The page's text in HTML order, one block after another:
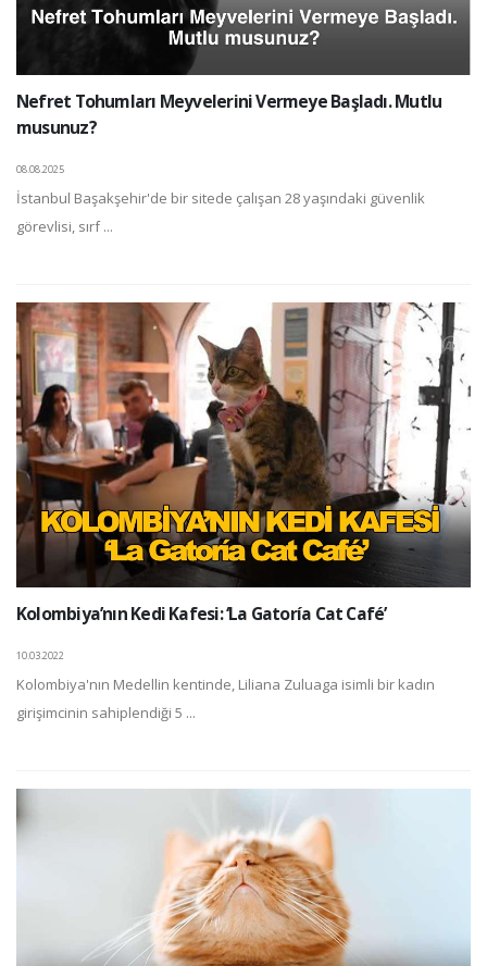
Nefret Tohumları Meyvelerini Vermeye Başladı. Mutlu
musunuz?
08.08.2025
İstanbul Başakşehir'de bir sitede çalışan 28 yaşındaki güvenlik
görevlisi, sırf ...
Kolombiya’nın Kedi Kafesi: ‘La Gatoría Cat Café’
10.03.2022
Kolombiya'nın Medellin kentinde, Liliana Zuluaga isimli bir kadın
girişimcinin sahiplendiği 5 ...